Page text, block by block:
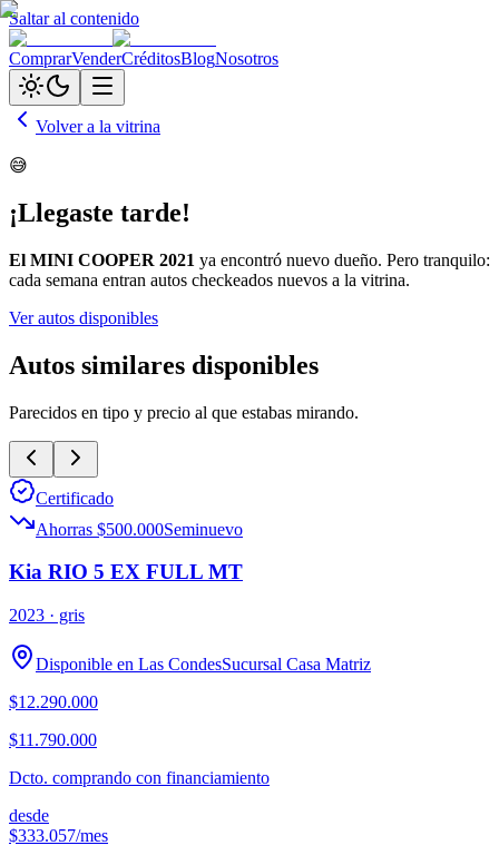
Saltar al contenido
ComprarVenderCréditosBlogNosotros
Volver a la vitrina
😅
¡Llegaste tarde!
El MINI COOPER 2021 ya encontró nuevo dueño. Pero tranquilo:
cada semana entran autos checkeados nuevos a la vitrina.
Ver autos disponibles
Autos similares disponibles
Parecidos en tipo y precio al que estabas mirando.
Certificado
Ahorras $500.000Seminuevo
Kia RIO 5 EX FULL MT
2023 · gris
Disponible en Las CondesSucursal Casa Matriz
$12.290.000
$11.790.000
Dcto. comprando con financiamiento
desde
$333.057/mes